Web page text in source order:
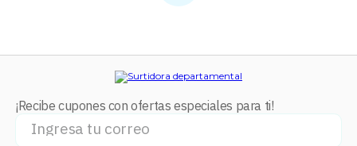
¡Recibe cupones con ofertas especiales para ti!